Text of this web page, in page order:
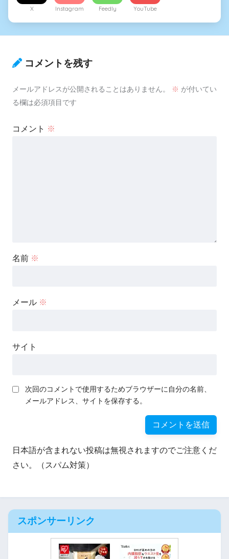
X Instagram Feedly YouTube
コメントを残す
メールアドレスが公開されることはありません。 ※ が付いてい
る欄は必須項目です
コメント ※
名前 ※
メール ※
サイト
次回のコメントで使用するためブラウザーに自分の名前、
メールアドレス、サイトを保存する。
日本語が含まれない投稿は無視されますのでご注意くだ
さい。（スパム対策）
スポンサーリンク